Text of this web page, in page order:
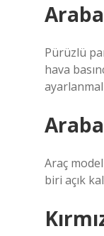
Pürüzlü
hava
Araç
biri açık